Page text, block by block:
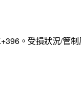
。受損狀況/管